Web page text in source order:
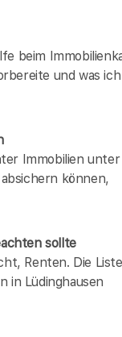
beim
und was
Immobilien unter
können,
sollte
Renten. Die
in Lüdinghausen